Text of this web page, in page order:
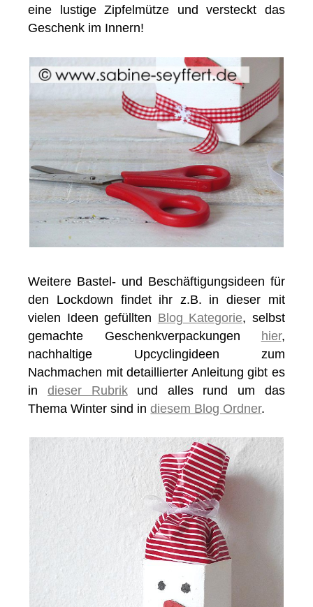
eine lustige Zipfelmütze und versteckt das
Geschenk im Innern!
Weitere Bastel- und Beschäftigungsideen für
den Lockdown findet ihr z.B. in dieser mit
vielen Ideen gefüllten Blog Kategorie, selbst
gemachte Geschenkverpackungen hier,
nachhaltige Upcyclingideen zum
Nachmachen mit detaillierter Anleitung gibt es
indieser Rubrikund alles rund um das
Thema Winter sind indiesem Blog Ordner.